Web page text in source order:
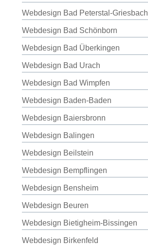
Webdesign Bad Peterstal-Griesbach
Webdesign Bad Schönborn
Webdesign Bad Überkingen
Webdesign Bad Urach
Webdesign Bad Wimpfen
Webdesign Baden-Baden
Webdesign Baiersbronn
Webdesign Balingen
Webdesign Beilstein
Webdesign Bempflingen
Webdesign Bensheim
Webdesign Beuren
Webdesign Bietigheim-Bissingen
Webdesign Birkenfeld